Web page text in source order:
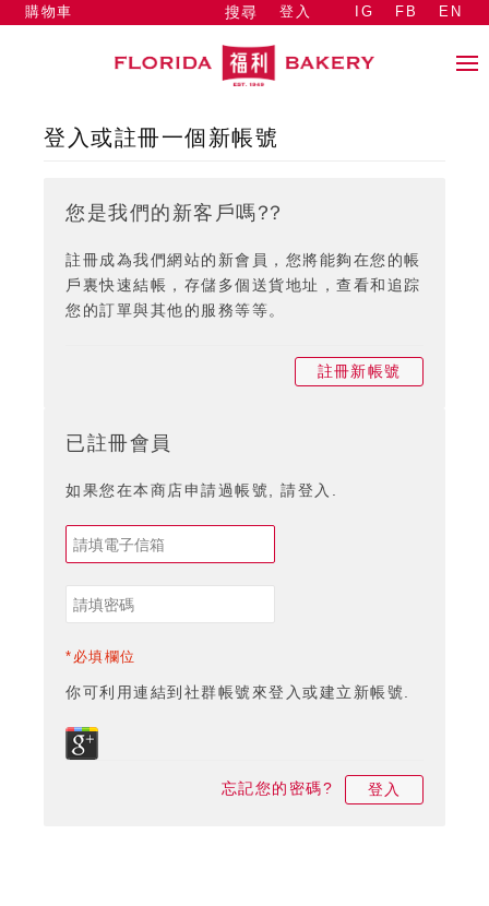
搜尋 登入
購物車 IG FB EN
登入或註冊一個新帳號
您是我們的新客戶嗎??
註冊成為我們網站的新會員，您將能夠在您的帳
戶裏快速結帳，存儲多個送貨地址，查看和追踪
您的訂單與其他的服務等等。
註冊新帳號
已註冊會員
如果您在本商店申請過帳號, 請登入.
*必填欄位
你可利用連結到社群帳號來登入或建立新帳號.
忘記您的密碼? 登入